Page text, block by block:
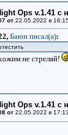
Ops v.1.41 с
от 22.05.2022 в
Баюн писал(a):
не стреляй!
Ops v.1.41 с
от 22.05.2022 в